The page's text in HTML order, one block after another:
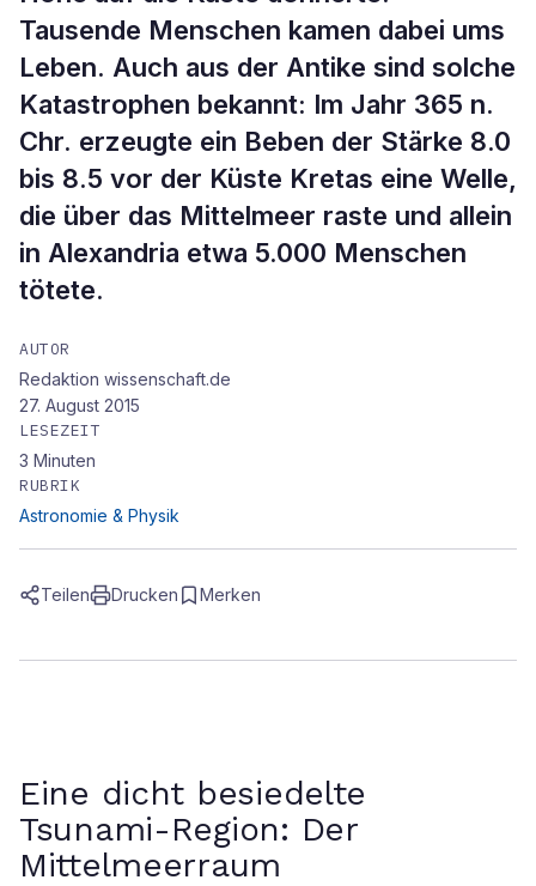
Tausende Menschen kamen dabei ums
Leben. Auch aus der Antike sind solche
Katastrophen bekannt: Im Jahr 365 n.
Chr. erzeugte ein Beben der Stärke 8.0
bis 8.5 vor der Küste Kretas eine Welle,
die über das Mittelmeer raste und allein
in Alexandria etwa 5.000 Menschen
tötete.
AUTOR
Redaktion wissenschaft.de
27. August 2015
LESEZEIT
3 Minuten
RUBRIK
Astronomie & Physik
Teilen Drucken Merken
Eine dicht besiedelte
Tsunami-Region: Der
Mittelmeerraum